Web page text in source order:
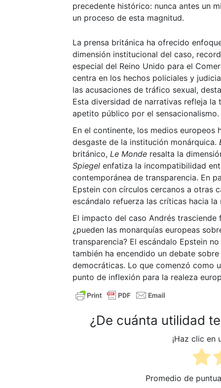
precedente histórico: nunca antes un
un proceso de esta magnitud.
La prensa británica ha ofrecido
dimensión institucional del caso,
especial del Reino Unido para el
centra en los hechos policiales y
las acusaciones de tráfico sexual,
Esta diversidad de narrativas refleja
apetito público por el sensacionalismo.
En el continente, los medios
desgaste de la institución monárquica.
británico, Le Monde resalta la
Spiegel enfatiza la incompatibilidad
contemporánea de transparencia. En
Epstein con círculos cercanos a otras
escándalo refuerza las críticas hacia la
El impacto del caso Andrés
¿pueden las monarquías europeas
transparencia? El escándalo Epstein
también ha encendido un debate
democráticas. Lo que comenzó como
punto de inflexión para la realeza
¿De cuánta utilidad
¡Haz clic en
Promedio de